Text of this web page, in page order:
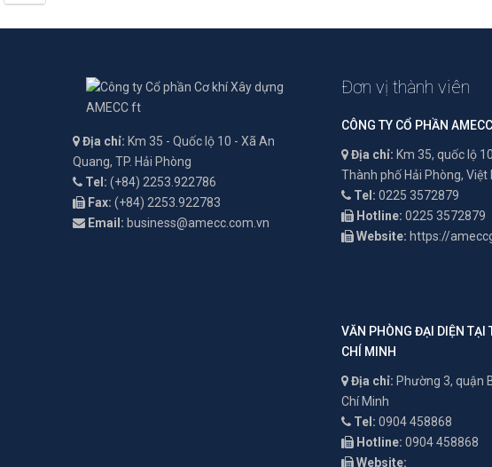
Địa chỉ: Km 35 - Quốc lộ 10 - Xã An
Quang, TP. Hải Phòng
Tel: (+84) 2253.922786
Fax: (+84) 2253.922783
Email: business@amecc.com.vn
Đơn vị thành viên
CÔNG TY CỔ PHẦN
Địa chỉ: Km 35, quốc lộ
Thành phố Hải Phòng, Việt
Tel: 0225 3572879
Hotline: 0225 3572879
Website: https://
VĂN PHÒNG ĐẠI DIỆN TẠI
CHÍ MINH
Địa chỉ: Phường 3, quận
Chí Minh
Tel: 0904 458868
Hotline: 0904 458868
Website: